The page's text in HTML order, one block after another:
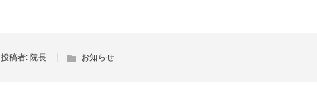
投稿者: 院長 お知らせ